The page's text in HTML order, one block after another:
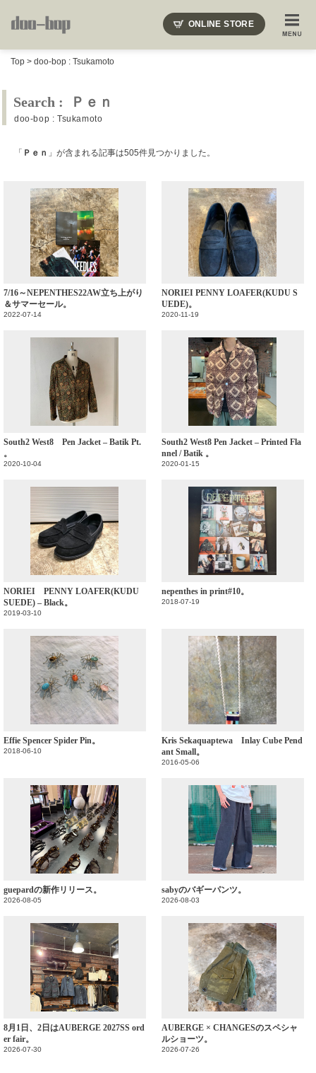
ONLINE STORE
Top > doo-bop : Tsukamoto
Search : Ｐｅｎ
doo-bop : Tsukamoto
「 Ｐｅｎ 」が含まれる記事は505件見つかりました。
7/16～NEPENTHES22AW立ち上がり
＆サマーセール。
2022-07-14
NORIEI PENNY LOAFER(KUDU S
UEDE)。
2020-11-19
South2 West8 Pen Jacket – Batik Pt.
。
2020-10-04
South2 West8 Pen Jacket – Printed Fla
nnel / Batik 。
2020-01-15
NORIEI PENNY LOAFER(KUDU
SUEDE) – Black。
2019-03-10
nepenthes in print#10。
2018-07-19
Effie Spencer Spider Pin。
2018-06-10
Kris Sekaquaptewa Inlay Cube Pend
ant Small。
2016-05-06
guepardの新作リリース。
2026-08-05
sabyのバギーパンツ。
2026-08-03
8月1日、2日はAUBERGE 2027SS ord
er fair。
2026-07-30
AUBERGE × CHANGESのスペシャ
ルショーツ。
2026-07-26